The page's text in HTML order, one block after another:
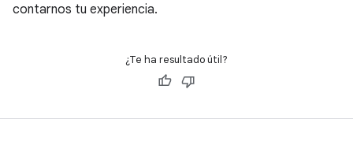
contarnos tu experiencia.
¿Te ha resultado útil?